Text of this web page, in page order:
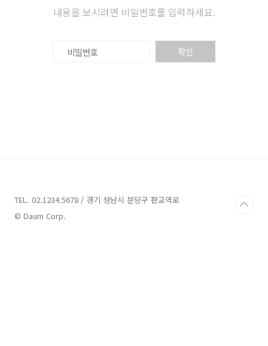
내용을 보시려면 비밀번호를 입력하세요.
확인
TEL. 02.1234.5678 / 경기 성남시 분당구 판교역로
© Daum Corp.